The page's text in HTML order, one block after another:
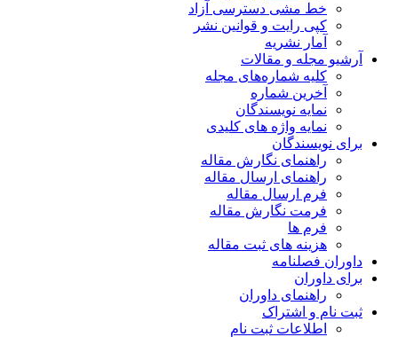
خط مشی دسترسی آزاد
کپی رایت و قوانین نشر
آمار نشریه
آرشیو مجله و مقالات
کلیه شماره‌های مجله
آخرین شماره
نمایه نویسندگان
نمایه واژه های کلیدی
برای نویسندگان
راهنمای نگارش مقاله
راهنمای ارسال مقاله
فرم ارسال مقاله
فرمت نگارش مقاله
فرم ها
هزینه های ثبت مقاله
داوران فصلنامه
برای داوران
راهنمای داوران
ثبت نام و اشتراک
اطلاعات ثبت نام